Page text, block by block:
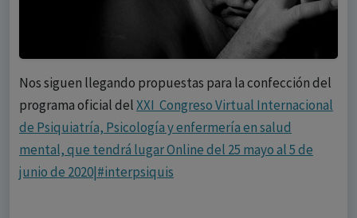
Nos siguen llegando propuestas para la confección del
programa oficial delXXI Congreso Virtual Internacional
de Psiquiatría, Psicología y enfermería en salud
mental, que tendrá lugar Online del 25 mayo al 5 de
junio de 2020|#interpsiquis